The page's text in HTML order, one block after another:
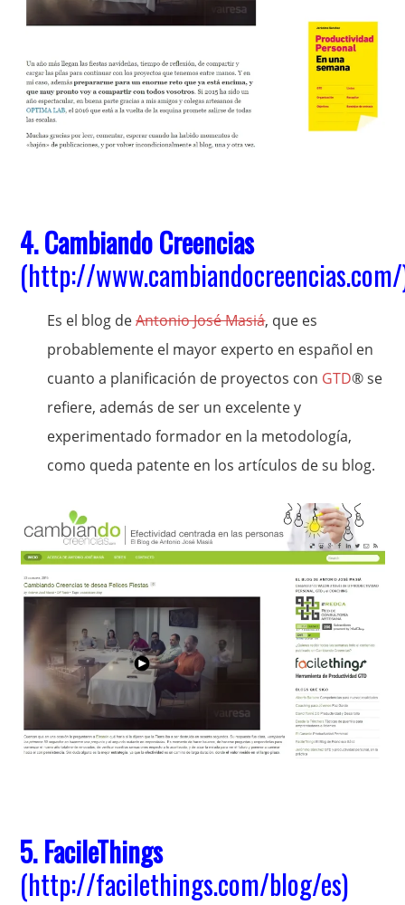
4. Cambiando Creencias
(http://www.cambiandocreencias.com/
Es el blog deAntonio José Masiá, que es
probablemente el mayor experto en español en
cuanto a planificación de proyectos con GTD® se
refiere, además de ser un excelente y
experimentado formador en la metodología,
como queda patente en los artículos de su blog.
5. FacileThings
(http://facilethings.com/blog/es)